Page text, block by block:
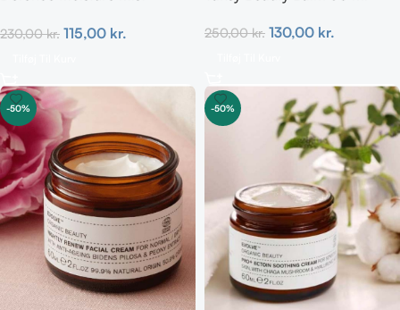
230,00kr. 115,00 kr. 250,00kr. 130,00 kr.
-50% -50%